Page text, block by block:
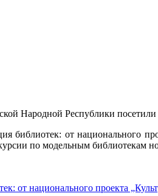
Народной Республики
библиотек: от национального
по модельным библиотекам
от национального проекта